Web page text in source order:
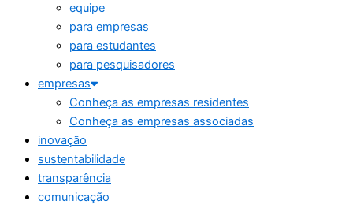
equipe
para empresas
para estudantes
para pesquisadores
empresas
Conheça as empresas residentes
Conheça as empresas associadas
inovação
sustentabilidade
transparência
comunicação